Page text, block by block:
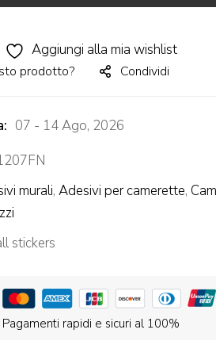
Aggiungi alla mia wishlist
prodotto? Condividi
07 - 14 Ago, 2026
murali, Adesivi per camerette,
stickers
Pagamenti rapidi e sicuri al 100%